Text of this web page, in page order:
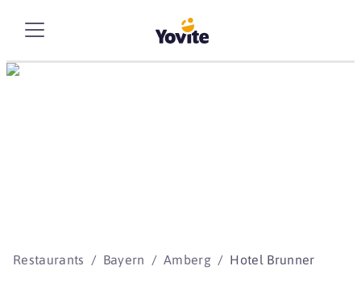
Restaurants Bayern Amberg Hotel Brunner